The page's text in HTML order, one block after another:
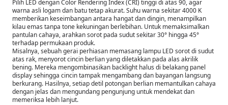
Pilih LED dengan Color Rendering Index (CRI) tinggi di atas 90, agar
warna asli logam dan batu tetap akurat. Suhu warna sekitar 4000 K
memberikan keseimbangan antara hangat dan dingin, menampilkan
kilau emas tanpa tone kekuningan berlebihan. Untuk memaksimalkan
pantulan cahaya, arahkan sorot pada sudut sekitar 30° hingga 45°
terhadap permukaan produk.
Misalnya, sebuah gerai perhiasan memasang lampu LED sorot di sudut
atas rak, menyorot cincin berlian yang diletakkan pada alas akrilik
bening. Mereka mengombinasikan backlight halus di belakang panel
display sehingga cincin tampak mengambang dan bayangan langsung
berkurang. Hasilnya, setiap detil potongan berlian memantulkan cahaya
dengan jelas dan mengundang pengunjung untuk mendekat dan
memeriksa lebih lanjut.